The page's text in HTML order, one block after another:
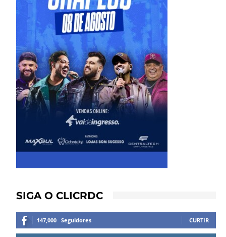
SIGA O CLICRDC
147,000 Seguidores CURTIR